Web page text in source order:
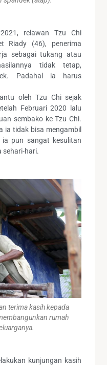
relawan Tzu Chi
Riady (46), penerima
sebagai tukang atau
tidak tetap,
Padahal ia harus
oleh Tzu Chi sejak
Februari 2020 lalu
sembako ke Tzu Chi.
ia tidak bisa mengambil
ia pun sangat kesulitan
sehari-hari.
terima kasih kepada
rumah
kunjungan kasih